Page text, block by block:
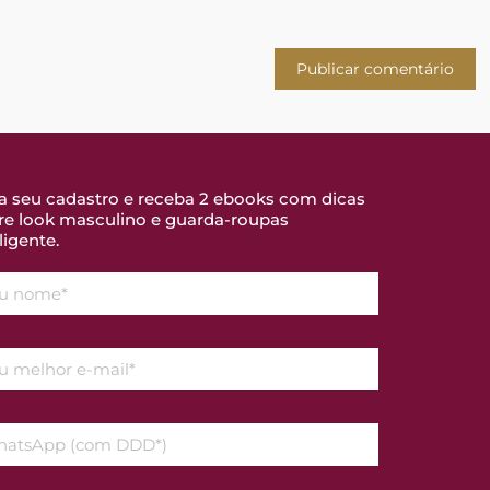
seu cadastro e receba 2 ebooks com dicas
look masculino e guarda-roupas